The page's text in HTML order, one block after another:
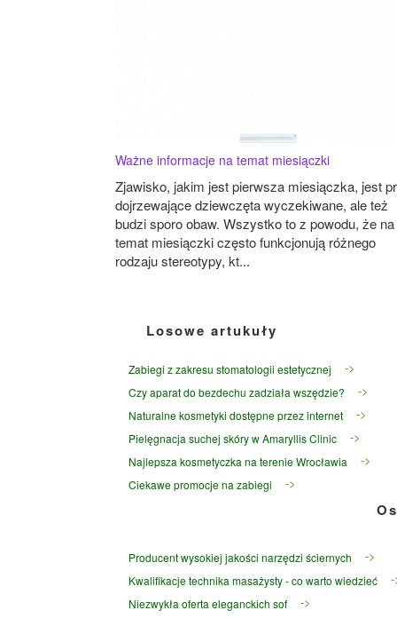
Ważne informacje na temat miesiączki
Zjawisko, jakim jest pierwsza miesiączka, jest
dojrzewające dziewczęta wyczekiwane, ale też
budzi sporo obaw. Wszystko to z powodu, że na
temat miesiączki często funkcjonują różnego
rodzaju stereotypy, kt...
Losowe artukuły
Zabiegi z zakresu stomatologii estetycznej
Czy aparat do bezdechu zadziała wszędzie?
Naturalne kosmetyki dostępne przez internet
Pielęgnacja suchej skóry w Amaryllis Clinic
Najlepsza kosmetyczka na terenie Wrocławia
Ciekawe promocje na zabiegi
Producent wysokiej jakości narzędzi ściernych
Kwalifikacje technika masażysty - co warto wiedzieć
Niezwykła oferta eleganckich sof